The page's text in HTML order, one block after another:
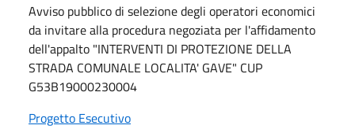
Avviso pubblico di selezione degli operatori economici
da invitare alla procedura negoziata per l'affidamento
dell'appalto "INTERVENTI DI PROTEZIONE DELLA
STRADA COMUNALE LOCALITA' GAVE" CUP
G53B19000230004
Progetto Esecutivo